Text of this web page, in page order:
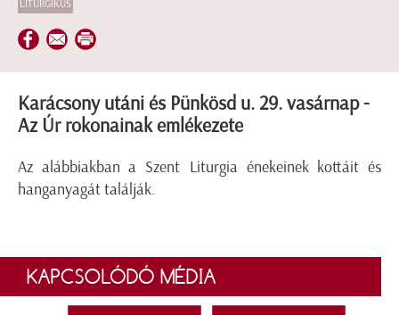
LITURGIKUS
Karácsony utáni és Pünkösd u. 29. vasárnap -
Az Úr rokonainak emlékezete
Az alábbiakban a Szent Liturgia énekeinek kottáit és
hanganyagát találják.
KAPCSOLÓDÓ MÉDIA